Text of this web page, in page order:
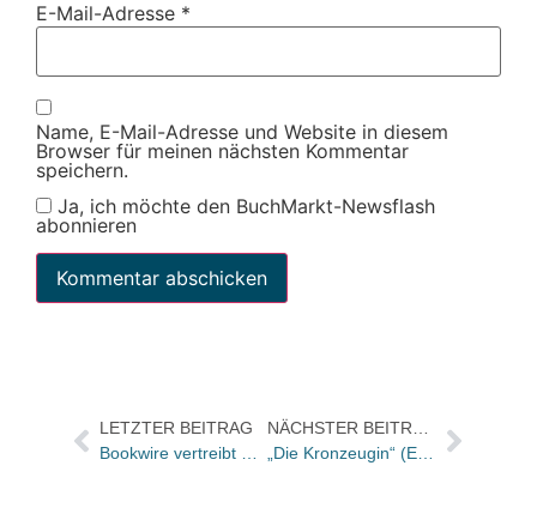
E-Mail-Adresse *
Name, E-Mail-Adresse und Website in diesem
Browser für meinen nächsten Kommentar
speichern.
Ja, ich möchte den BuchMarkt-Newsflash
abonnieren
LETZTER BEITRAG
Bookwire vertreibt Die drei ??? und mehr digital für Sony Music Germany
NÄCHSTER BEITRAG
„Die Kronzeugin“ (Europa) auf acht Seiten im STERN und heute Titelseite DIE WELT